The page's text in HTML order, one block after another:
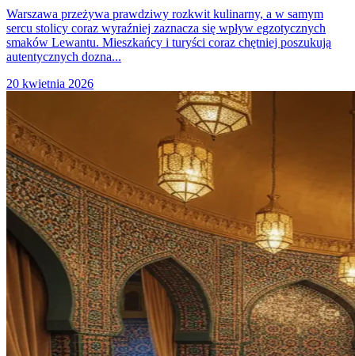
Warszawa przeżywa prawdziwy rozkwit kulinarny, a w samym
sercu stolicy coraz wyraźniej zaznacza się wpływ egzotycznych
smaków Lewantu. Mieszkańcy i turyści coraz chętniej poszukują
autentycznych dozna...
20 kwietnia 2026